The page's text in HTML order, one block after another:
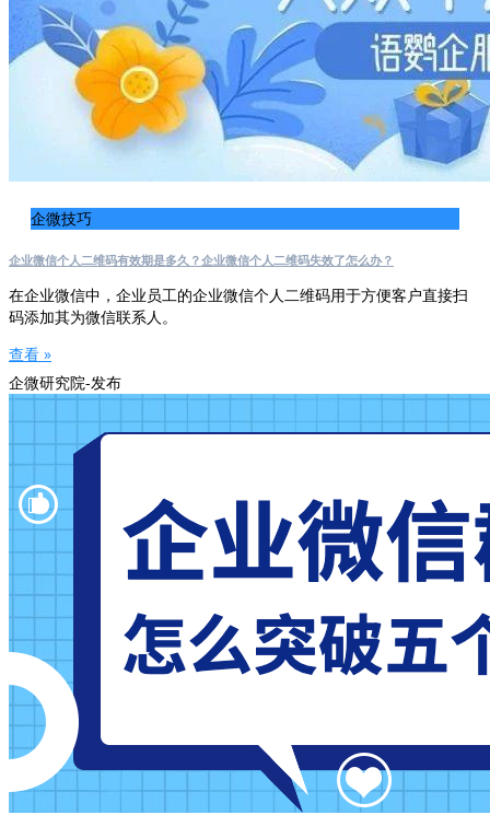
企微技巧
企业微信个人二维码有效期是多久？企业微信个人二维码失效了怎么办？
在企业微信中，企业员工的企业微信个人二维码用于方便客户直接扫
码添加其为微信联系人。
查看 »
企微研究院-发布